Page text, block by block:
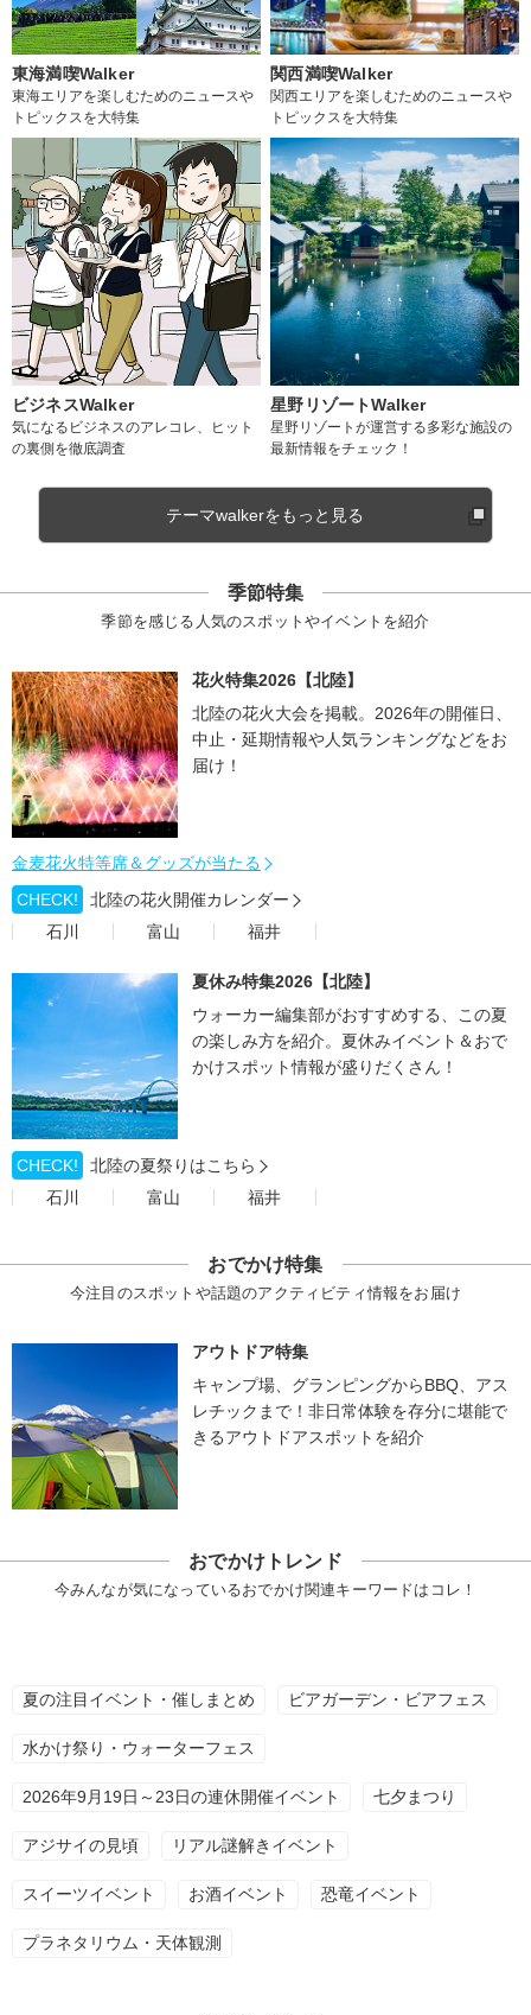
東海満喫Walker
東海エリアを楽しむためのニュースや
トピックスを大特集
関西満喫Walker
関西エリアを楽しむためのニュースや
トピックスを大特集
ビジネスWalker
気になるビジネスのアレコレ、ヒット
の裏側を徹底調査
星野リゾートWalker
星野リゾートが運営する多彩な施設の
最新情報をチェック！
テーマwalkerをもっと見る
季節特集
季節を感じる人気のスポットやイベントを紹介
花火特集2026【北陸】
北陸の花火大会を掲載。2026年の開催日、
中止・延期情報や人気ランキングなどをお
届け！
金麦花火特等席＆グッズが当たる
CHECK!
北陸の花火開催カレンダー
石川
富山 福井
夏休み特集2026【北陸】
ウォーカー編集部がおすすめする、この夏
の楽しみ方を紹介。夏休みイベント＆おで
かけスポット情報が盛りだくさん！
CHECK!
北陸の夏祭りはこちら
石川
富山 福井
おでかけ特集
今注目のスポットや話題のアクティビティ情報をお届け
アウトドア特集
キャンプ場、グランピングからBBQ、アス
レチックまで！非日常体験を存分に堪能で
きるアウトドアスポットを紹介
おでかけトレンド
今みんなが気になっているおでかけ関連キーワードはコレ！
夏の注目イベント・催しまとめ ビアガーデン・ビアフェス
水かけ祭り・ウォーターフェス
2026年9月19日～23日の連休開催イベント 七夕まつり
アジサイの見頃 リアル謎解きイベント
スイーツイベント お酒イベント 恐竜イベント
プラネタリウム・天体観測